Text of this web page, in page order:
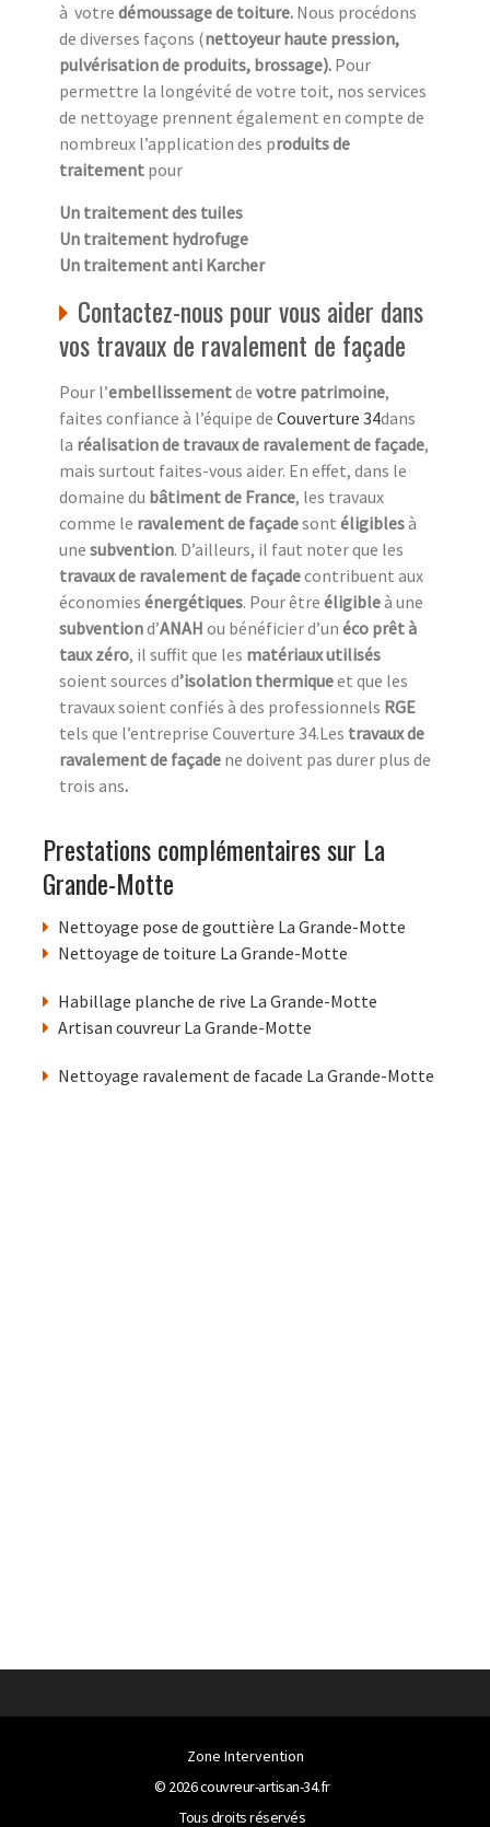
à votre démoussage de toiture. Nous procédons
de diverses façons (nettoyeur haute pression,
pulvérisation de produits, brossage). Pour
permettre la longévité de votre toit, nos services
de nettoyage prennent également en compte de
nombreux l’application des produits de
traitement pour
Un traitement des tuiles
Un traitement hydrofuge
Un traitement anti Karcher
Contactez-nous pour vous aider dans
vos travaux de ravalement de façade
Pour l’embellissementde votre patrimoine,
faites confiance à l’équipe de Couverture 34dans
la réalisation de travaux de ravalement de façade,
mais surtout faites-vous aider. En effet, dans le
domaine du bâtiment de France, les travaux
comme le ravalement de façadesont éligiblesà
une subvention. D’ailleurs, il faut noter que les
travaux de ravalement de façadecontribuent aux
économies énergétiques. Pour être éligibleà une
subventiond’ANAH ou bénéficier d’un éco prêt à
taux zéro, il suffit que les matériaux utilisés
soient sources d’isolation thermiqueet que les
travaux soient confiés à des professionnels RGE
tels que l’entreprise Couverture 34.Les travaux de
ravalement de façade ne doivent pas durer plus de
trois ans.
Prestations complémentaires sur La
Grande-Motte
Nettoyage pose de gouttière La Grande-Motte
Nettoyage de toiture La Grande-Motte
Habillage planche de rive La Grande-Motte
Artisan couvreur La Grande-Motte
Nettoyage ravalement de facade La Grande-Motte
Zone Intervention
© 2026couvreur-artisan-34.fr
Tous droits réservés